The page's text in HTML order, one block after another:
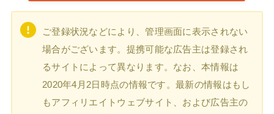
ご登録状況などにより、管理画面に表示されない
場合がございます。提携可能な広告主は登録され
るサイトによって異なります。なお、本情報は
2020年4月2日時点の情報です。最新の情報はもし
もアフィリエイトウェブサイト、および広告主の